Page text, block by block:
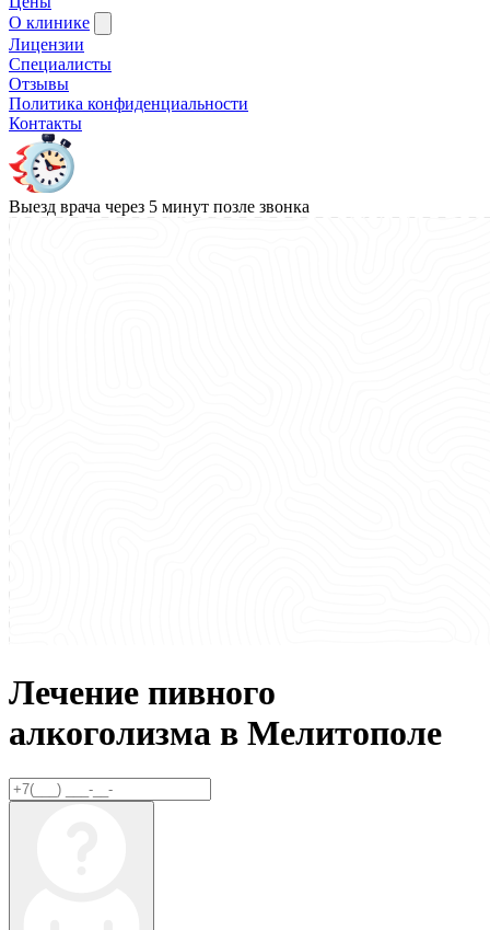
О клинике
Лицензии
Специалисты
Отзывы
Политика конфиденциальности
Контакты
Выезд врача через 5 минут позле звонка
Лечение пивного
алкоголизма в Мелитополе